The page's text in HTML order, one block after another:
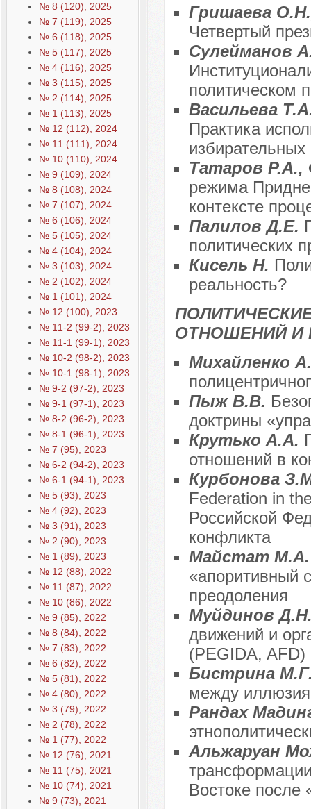
№ 8 (120), 2025
№ 7 (119), 2025
№ 6 (118), 2025
№ 5 (117), 2025
№ 4 (116), 2025
№ 3 (115), 2025
№ 2 (114), 2025
№ 1 (113), 2025
№ 12 (112), 2024
№ 11 (111), 2024
№ 10 (110), 2024
№ 9 (109), 2024
№ 8 (108), 2024
№ 7 (107), 2024
№ 6 (106), 2024
№ 5 (105), 2024
№ 4 (104), 2024
№ 3 (103), 2024
№ 2 (102), 2024
№ 1 (101), 2024
№ 12 (100), 2023
№ 11-2 (99-2), 2023
№ 11-1 (99-1), 2023
№ 10-2 (98-2), 2023
№ 10-1 (98-1), 2023
№ 9-2 (97-2), 2023
№ 9-1 (97-1), 2023
№ 8-2 (96-2), 2023
№ 8-1 (96-1), 2023
№ 7 (95), 2023
№ 6-2 (94-2), 2023
№ 6-1 (94-1), 2023
№ 5 (93), 2023
№ 4 (92), 2023
№ 3 (91), 2023
№ 2 (90), 2023
№ 1 (89), 2023
№ 12 (88), 2022
№ 11 (87), 2022
№ 10 (86), 2022
№ 9 (85), 2022
№ 8 (84), 2022
№ 7 (83), 2022
№ 6 (82), 2022
№ 5 (81), 2022
№ 4 (80), 2022
№ 3 (79), 2022
№ 2 (78), 2022
№ 1 (77), 2022
№ 12 (76), 2021
№ 11 (75), 2021
№ 10 (74), 2021
№ 9 (73), 2021
Гришаева
Четвертый
Сулейманов
политическом
Васильева
Практика
Татаров
режима
контексте
Палилов Д.Е.
политических
Кисель Н.
реальность?
ОТНОШЕНИЙ И
Михайленко
Пыж В.В.
доктрины
Крутько А.А.
отношений в
Курбонова
Federation in
Российской
конфликта
Майстат
«апоритивный
преодоления
Муйдинов
движений и
(PEGIDA, AFD)
Бистрина
между
Рандах
Альжаруан
Востоке после